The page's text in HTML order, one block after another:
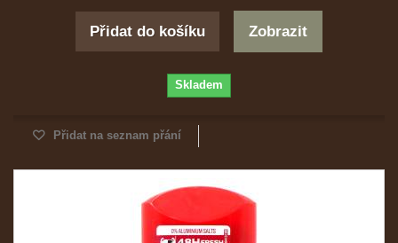
Přidat do košíku Zobrazit
Skladem
Přidat na seznam přání